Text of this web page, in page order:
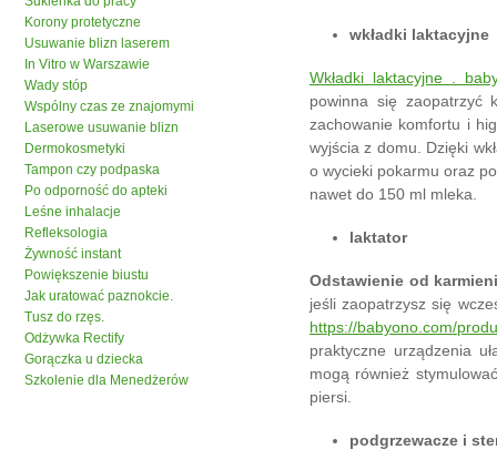
Korony protetyczne
Usuwanie blizn laserem
In Vitro w Warszawie
Wady stóp
Wspólny czas ze znajomymi
Laserowe usuwanie blizn
Dermokosmetyki
Tampon czy podpaska
Po odporność do apteki
Leśne inhalacje
Refleksologia
Żywność instant
Powiększenie biustu
Jak uratować paznokcie.
Tusz do rzęs.
Odżywka Rectify
Gorączka u dziecka
Szkolenie dla Menedżerów
wkładki laktacyjne
Wkładki laktacyjne .
powinna się zaopatrzyć
zachowanie komfortu i
wyjścia z domu. Dzięki
o wycieki pokarmu oraz
nawet do 150 ml mleka.
laktator
Odstawienie od
jeśli zaopatrzysz się
https://babyono.com/
praktyczne urządzenia
mogą również
piersi.
podgrzewacze i